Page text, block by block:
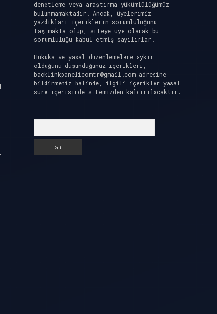
denetleme veya araştırma yükümlülüğümüz
bulunmamaktadır. Ancak, üyelerimiz
yazdıkları içeriklerin sorumluluğunu
taşımakta olup, siteye üye olarak bu
sorumluluğu kabul etmiş sayılırlar.
Hukuka ve yasal düzenlemelere aykırı
olduğunu düşündüğünüz içerikleri,
backlinkpanelicomtr@gmail.comadresine
bildirmeniz halinde, ilgili içerikler yasal
süre içerisinde sitemizden kaldırılacaktır.